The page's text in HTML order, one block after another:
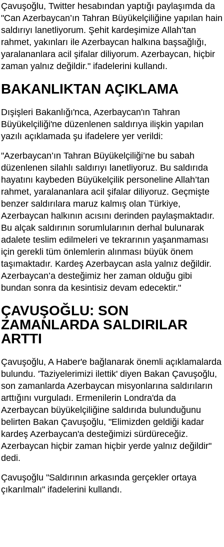
Çavuşoğlu, Twitter hesabından yaptığı paylaşımda da
"Can Azerbaycan’ın Tahran Büyükelçiliğine yapılan hain
saldırıyı lanetliyorum. Şehit kardeşimize Allah’tan
rahmet, yakınları ile Azerbaycan halkına başsağlığı,
yaralananlara acil şifalar diliyorum. Azerbaycan, hiçbir
zaman yalnız değildir." ifadelerini kullandı.
BAKANLIKTAN AÇIKLAMA
Dışişleri Bakanlığı'nca, Azerbaycan'ın Tahran
Büyükelçiliği'ne düzenlenen saldırıya ilişkin yapılan
yazılı açıklamada şu ifadelere yer verildi:
"Azerbaycan’ın Tahran Büyükelçiliği’ne bu sabah
düzenlenen silahlı saldırıyı lanetliyoruz. Bu saldırıda
hayatını kaybeden Büyükelçilik personeline Allah’tan
rahmet, yaralananlara acil şifalar diliyoruz. Geçmişte
benzer saldırılara maruz kalmış olan Türkiye,
Azerbaycan halkının acısını derinden paylaşmaktadır.
Bu alçak saldırının sorumlularının derhal bulunarak
adalete teslim edilmeleri ve tekrarının yaşanmaması
için gerekli tüm önlemlerin alınması büyük önem
taşımaktadır. Kardeş Azerbaycan asla yalnız değildir.
Azerbaycan’a desteğimiz her zaman olduğu gibi
bundan sonra da kesintisiz devam edecektir."
ÇAVUŞOĞLU: SON
ZAMANLARDA SALDIRILAR
ARTTI
Çavuşoğlu, A Haber'e bağlanarak önemli açıklamalarda
bulundu. 'Taziyelerimizi ilettik' diyen Bakan Çavuşoğlu,
son zamanlarda Azerbaycan misyonlarına saldırıların
arttığını vurguladı. Ermenilerin Londra'da da
Azerbaycan büyükelçiliğine saldırıda bulunduğunu
belirten Bakan Çavuşoğlu, "Elimizden geldiği kadar
kardeş Azerbaycan'a desteğimizi sürdüreceğiz.
Azerbaycan hiçbir zaman hiçbir yerde yalnız değildir"
dedi.
Çavuşoğlu "Saldırının arkasında gerçekler ortaya
çıkarılmalı" ifadelerini kullandı.